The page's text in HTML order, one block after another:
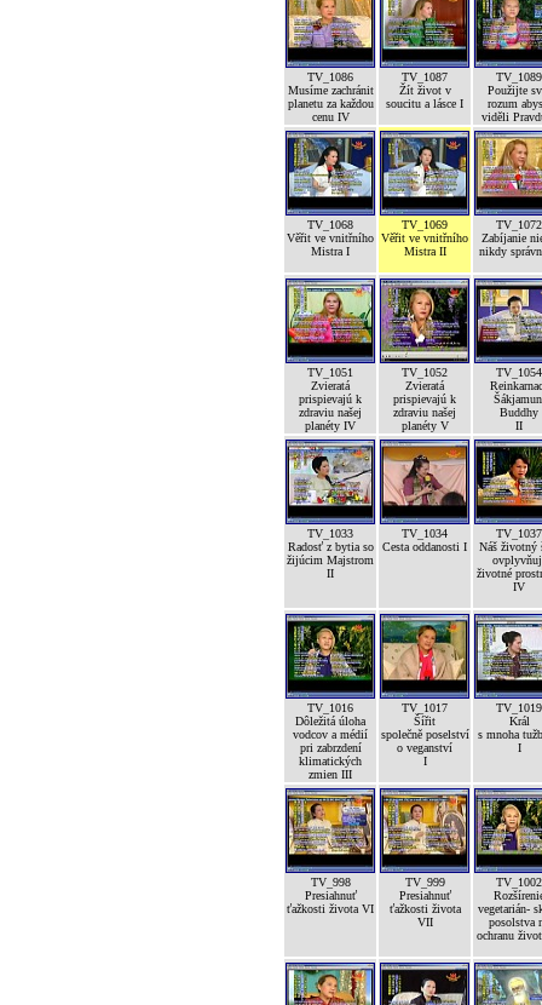
TV_1086
Musíme zachránit
planetu za každou
cenu IV
TV_1087
Žít život v
soucitu a lásce I
TV_1089
Použijte
rozum
viděli
TV_1068
Věřit ve vnitřního
Mistra I
TV_1069
Věřit ve vnitřního
Mistra II
TV_1072
Zabíjanie
nikdy
TV_1051
Zvieratá
prispievajú k
zdraviu našej
planéty IV
TV_1052
Zvieratá
prispievajú k
zdraviu našej
planéty V
TV_1054
Buddhy
II
TV_1033
Radosť z bytia so
žijúcim Majstrom
II
TV_1034
Cesta oddanosti I
TV_1037
Náš životný
životné
IV
TV_1016
Dôležitá úloha
vodcov a médií
pri zabrzdení
klimatických
zmien III
TV_1017
Šířit
společně poselství
o veganství
I
TV_1019
Král
s mnoha
I
TV_998
Presiahnuť
ťažkosti života VI
TV_999
Presiahnuť
ťažkosti života
VII
TV_1002
vegetarián-
posolstva
ochranu